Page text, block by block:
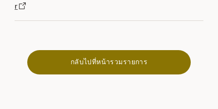
r
กลับไปที่หน้ารวมรายการ